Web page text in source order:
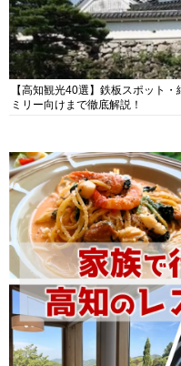
【高知観光40選】鉄板スポット
ミリー向けまで徹底解説！